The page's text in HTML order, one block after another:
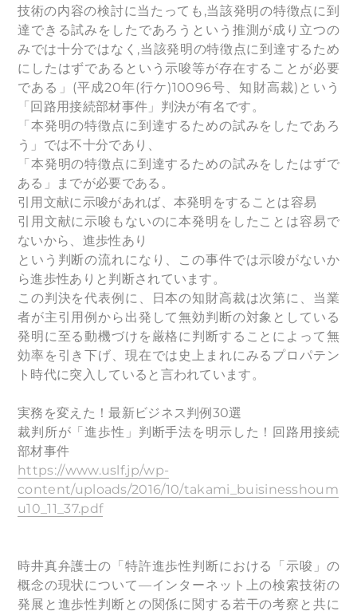
技術の内容の検討に当たっても,当該発明の特徴点に到
達できる試みをしたであろうという推測が成り立つの
みでは十分ではなく,当該発明の特徴点に到達するため
にしたはずであるという示唆等が存在することが必要
である」(平成20年(行ケ)10096号、知財高裁)という
「回路用接続部材事件」判決が有名です。
「本発明の特徴点に到達するための試みをしたであろ
う」では不十分であり、
「本発明の特徴点に到達するための試みをしたはずで
ある」までが必要である。
引用文献に示唆があれば、本発明をすることは容易
引用文献に示唆もないのに本発明をしたことは容易で
ないから、進歩性あり
という判断の流れになり、この事件では示唆がないか
ら進歩性ありと判断されています。
この判決を代表例に、日本の知財高裁は次第に、当業
者が主引用例から出発して無効判断の対象としている
発明に至る動機づけを厳格に判断することによって無
効率を引き下げ、現在では史上まれにみるプロパテン
ト時代に突入していると言われています。
実務を変えた！最新ビジネス判例30選
裁判所が「進歩性」判断手法を明示した！回路用接続
部材事件
https://www.uslf.jp/wp-
content/uploads/2016/10/takami_buisinesshoum
u10_11_37.pdf
時井真弁護士の「特許進歩性判断における「示唆」の
概念の現状について—インターネット上の検索技術の
発展と進歩性判断との関係に関する若干の考察と共に